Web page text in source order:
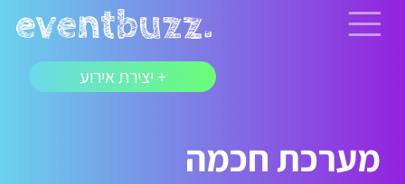
+ יצירת אירוע
מערכת חכמה